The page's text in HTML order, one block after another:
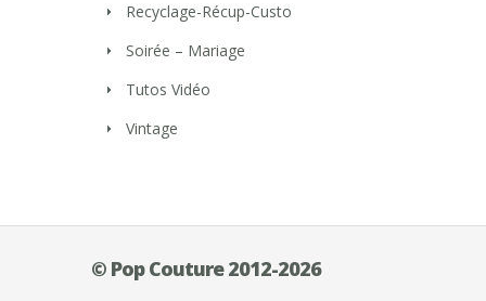
Recyclage-Récup-Custo
Soirée – Mariage
Tutos Vidéo
Vintage
© Pop Couture 2012-2026